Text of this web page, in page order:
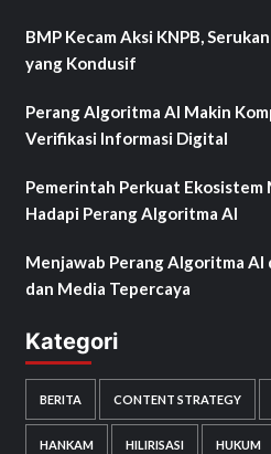
BMP Kecam Aksi KNPB,
yang Kondusif
Perang Algoritma AI Makin
Verifikasi Informasi Digital
Pemerintah Perkuat Ekosistem
Hadapi Perang Algoritma AI
Menjawab Perang Algoritma AI
dan Media Tepercaya
Kategori
BERITA CONTENT STRATEGY
HANKAM HILIRISASI HUKUM